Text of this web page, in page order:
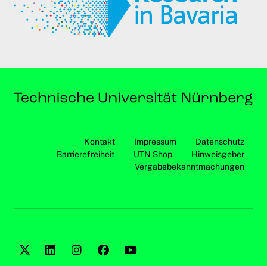
Kontakt Impressum
Datenschutz
Barrierefreiheit
UTN Shop
Hinweisgeber
Vergabebekanntmachungen